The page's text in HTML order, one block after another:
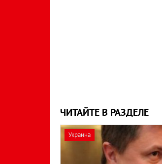
ЧИТАЙТЕ В РАЗДЕЛЕ
Украина